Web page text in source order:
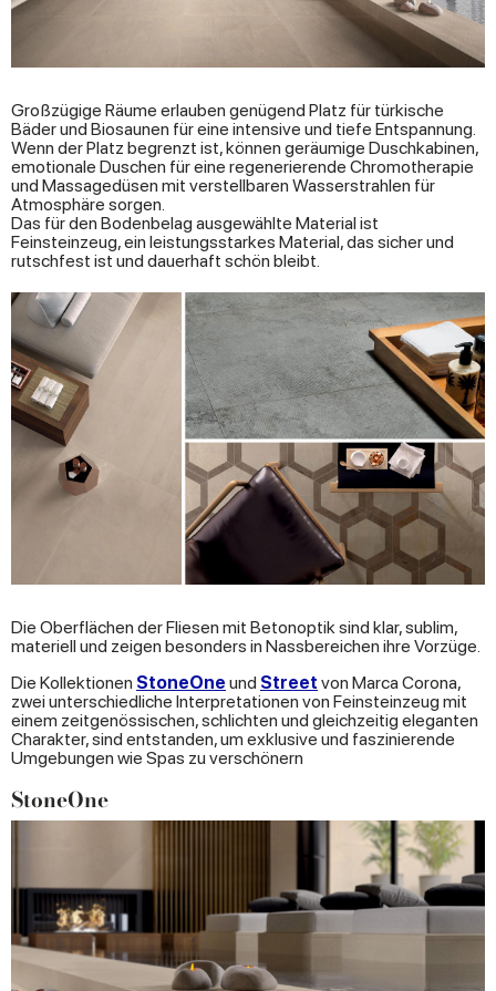
Großzügige Räume erlauben genügend Platz für türkische
Bäder und Biosaunen für eine intensive und tiefe Entspannung.
Wenn der Platz begrenzt ist, können geräumige Duschkabinen,
emotionale Duschen für eine regenerierende Chromotherapie
und Massagedüsen mit verstellbaren Wasserstrahlen für
Atmosphäre sorgen.
Das für den Bodenbelag ausgewählte Material ist
Feinsteinzeug, ein leistungsstarkes Material, das sicher und
rutschfest ist und dauerhaft schön bleibt.
Die Oberflächen der Fliesen mit Betonoptik sind klar, sublim,
materiell und zeigen besonders in Nassbereichen ihre Vorzüge.
Die Kollektionen StoneOne und Street von Marca Corona,
zwei unterschiedliche Interpretationen von Feinsteinzeug mit
einem zeitgenössischen, schlichten und gleichzeitig eleganten
Charakter, sind entstanden, um exklusive und faszinierende
Umgebungen wie Spas zu verschönern
StoneOne